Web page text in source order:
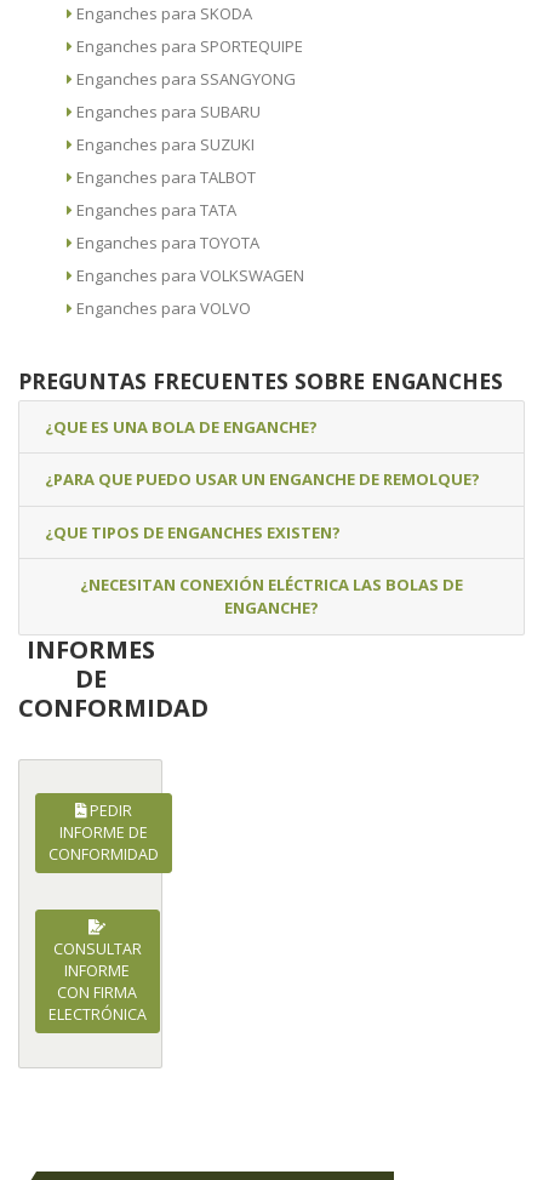
Enganches para SKODA
Enganches para SPORTEQUIPE
Enganches para SSANGYONG
Enganches para SUBARU
Enganches para SUZUKI
Enganches para TALBOT
Enganches para TATA
Enganches para TOYOTA
Enganches para VOLKSWAGEN
Enganches para VOLVO
PREGUNTAS FRECUENTES SOBRE ENGANCHES
¿QUE ES UNA BOLA DE ENGANCHE?
¿PARA QUE PUEDO USAR UN ENGANCHE DE REMOLQUE?
¿QUE TIPOS DE ENGANCHES EXISTEN?
¿NECESITAN CONEXIÓN ELÉCTRICA LAS BOLAS DE
ENGANCHE?
INFORMES
DE
CONFORMIDAD
PEDIR
INFORME DE
CONFORMIDAD
CONSULTAR
INFORME
CON FIRMA
ELECTRÓNICA